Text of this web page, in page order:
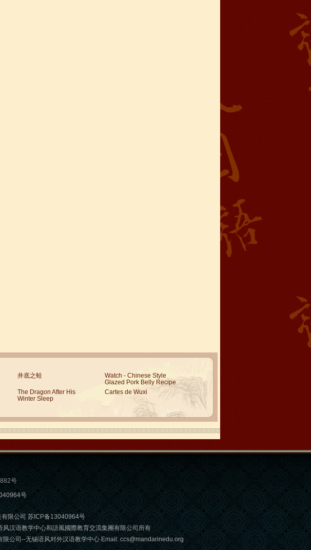
井底之蛙
Watch - Chinese Style
Glazed Pork Belly Recipe
The Dragon After His
Winter Sleep
Cartes de Wuxi
号
号
限公司 苏ICP备13040964号
汉语教学中心和語風國際教育交流集團有限公司所有
公司--无锡语风对外汉语教学中心 Email: ccs@mandarinedu.org